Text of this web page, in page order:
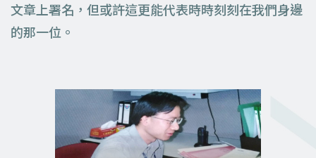
文章上署名，但或許這更能代表時時刻刻在我們身邊
的那一位。